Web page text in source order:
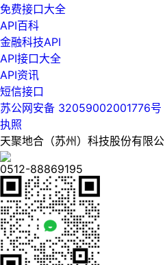
免费接口大全
API百科
金融科技API
API接口大全
API资讯
短信接口
苏公网安备 32059002001776号
执照
天聚地合（苏州）科技股份有限
0512-88869195